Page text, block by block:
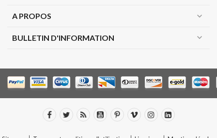
A PROPOS expand_more
BULLETIN D'INFORMATION expand_more